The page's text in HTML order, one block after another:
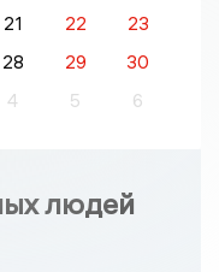
21 22
23
28 29
30
4 5 6
людей